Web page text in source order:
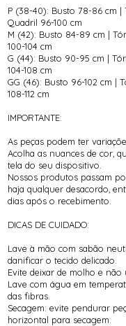
P (38-40): Busto 78-86 cm |
Quadril 96-100 cm
M (42): Busto 84-89 cm |
100-104 cm
G (44): Busto 90-95 cm |
104-108 cm
GG (46): Busto 96-102 cm |
108-112 cm
IMPORTANTE:
As peças podem ter
Acolha as nuances de cor,
tela do seu dispositivo.
Nossos produtos passam
haja qualquer desacordo,
dias após o recebimento.
DICAS DE CUIDADO:
Lave à mão com sabão
danificar o tecido delicado.
Evite deixar de molho e não
Lave com água em
das fibras.
Secagem: evite pendurar
horizontal para secagem.